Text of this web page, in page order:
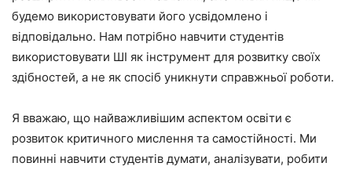
будемо використовувати його усвідомлено і
відповідально. Нам потрібно навчити студентів
використовувати ШІ як інструмент для розвитку своїх
здібностей, а не як спосіб уникнути справжньої роботи.
Я вважаю, що найважливішим аспектом освіти є
розвиток критичного мислення та самостійності. Ми
повинні навчити студентів думати, аналізувати, робити